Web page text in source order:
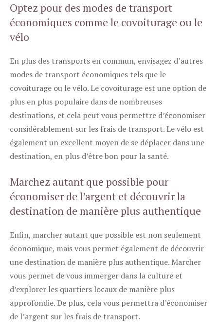
Optez pour des modes de transport
économiques comme le covoiturage ou le
vélo
En plus des transports en commun, envisagez d’autres
modes de transport économiques tels que le
covoiturage ou le vélo. Le covoiturage est une option de
plus en plus populaire dans de nombreuses
destinations, et cela peut vous permettre d’économiser
considérablement sur les frais de transport. Le vélo est
également un excellent moyen de se déplacer dans une
destination, en plus d’être bon pour la santé.
Marchez autant que possible pour
économiser de l’argent et découvrir la
destination de manière plus authentique
Enfin, marcher autant que possible est non seulement
économique, mais vous permet également de découvrir
une destination de manière plus authentique. Marcher
vous permet de vous immerger dans la culture et
d’explorer les quartiers locaux de manière plus
approfondie. De plus, cela vous permettra d’économiser
de l’argent sur les frais de transport.